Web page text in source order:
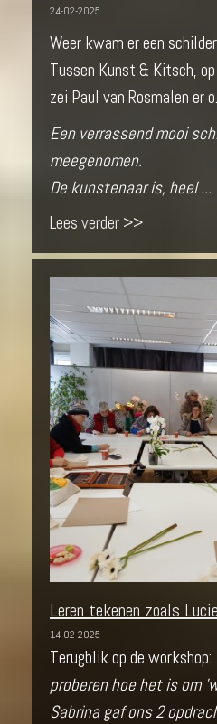
24-02-2025
Weer kwam er een
Tussen Kunst & Kitsch,
zei Paul van Rosmalen er
Een verrassend mooi
meegenomen.
De kunstenaar is, heel ...
Lees verder >>
Leren tekenen zoals Lucie
14-02-2025
Terugblik op de workshop:
proberen hoe het is om
Sabrina gaf ons 2